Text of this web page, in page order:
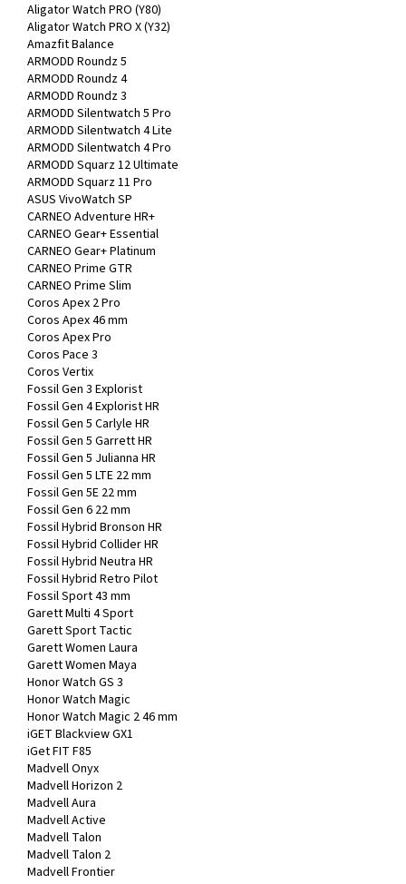
Aligator Watch PRO (Y80)
Aligator Watch PRO X (Y32)
Amazfit Balance
ARMODD Roundz 5
ARMODD Roundz 4
ARMODD Roundz 3
ARMODD Silentwatch 5 Pro
ARMODD Silentwatch 4 Lite
ARMODD Silentwatch 4 Pro
ARMODD Squarz 12 Ultimate
ARMODD Squarz 11 Pro
ASUS VivoWatch SP
CARNEO Adventure HR+
CARNEO Gear+ Essential
CARNEO Gear+ Platinum
CARNEO Prime GTR
CARNEO Prime Slim
Coros Apex 2 Pro
Coros Apex 46 mm
Coros Apex Pro
Coros Pace 3
Coros Vertix
Fossil Gen 3 Explorist
Fossil Gen 4 Explorist HR
Fossil Gen 5 Carlyle HR
Fossil Gen 5 Garrett HR
Fossil Gen 5 Julianna HR
Fossil Gen 5 LTE 22 mm
Fossil Gen 5E 22 mm
Fossil Gen 6 22 mm
Fossil Hybrid Bronson HR
Fossil Hybrid Collider HR
Fossil Hybrid Neutra HR
Fossil Hybrid Retro Pilot
Fossil Sport 43 mm
Garett Multi 4 Sport
Garett Sport Tactic
Garett Women Laura
Garett Women Maya
Honor Watch GS 3
Honor Watch Magic
Honor Watch Magic 2 46 mm
iGET Blackview GX1
iGet FIT F85
Madvell Onyx
Madvell Horizon 2
Madvell Aura
Madvell Active
Madvell Talon
Madvell Talon 2
Madvell Frontier